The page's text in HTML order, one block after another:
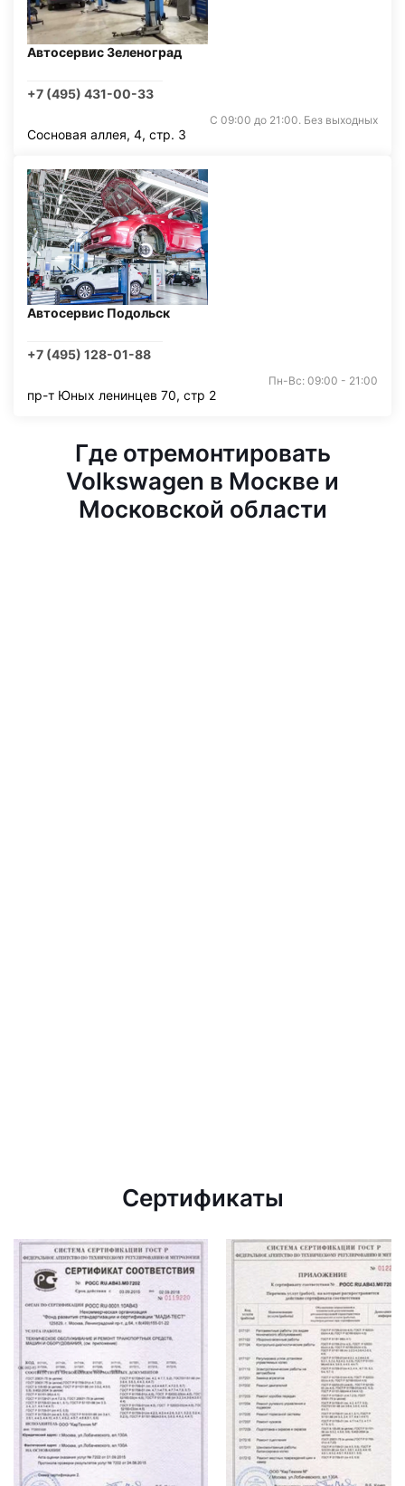
Автосервис Зеленоград
+7 (495) 431-00-33
С 09:00 до 21:00. Без выходных
Сосновая аллея, 4, стр. 3
Автосервис Подольск
+7 (495) 128-01-88
Пн-Вс: 09:00 - 21:00
пр-т Юных ленинцев 70, стр 2
Где отремонтировать
Volkswagen в Москве и
Московской области
Сертификаты